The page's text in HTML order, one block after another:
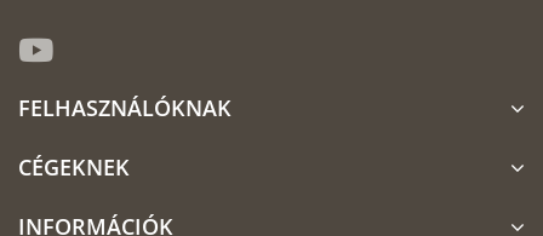
FELHASZNÁLÓKNAK
CÉGEKNEK
INFORMÁCIÓK